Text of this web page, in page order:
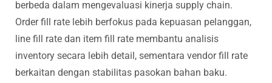
berbeda dalam mengevaluasi kinerja supply chain.
Order fill rate lebih berfokus pada kepuasan pelanggan,
line fill rate dan item fill rate membantu analisis
inventory secara lebih detail, sementara vendor fill rate
berkaitan dengan stabilitas pasokan bahan baku.